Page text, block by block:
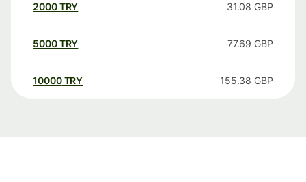
2000TRY 31.08 GBP
5000TRY 77.69 GBP
10000 TRY 155.38 GBP